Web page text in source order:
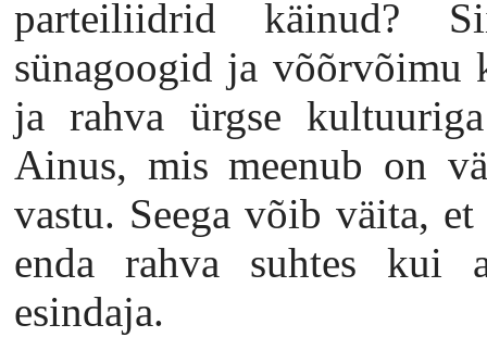
parteiliidrid käinud?
sünagoogid ja
ja rahva ürgse
Ainus, mis meenub on
vastu. Seega võib väita,
enda rahva suhtes kui
esindaja.